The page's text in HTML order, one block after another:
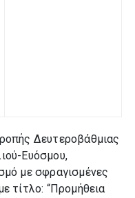
Δευτεροβάθμιας
Ευόσμου,
με σφραγισμένες
τίτλο: “Προμήθεια